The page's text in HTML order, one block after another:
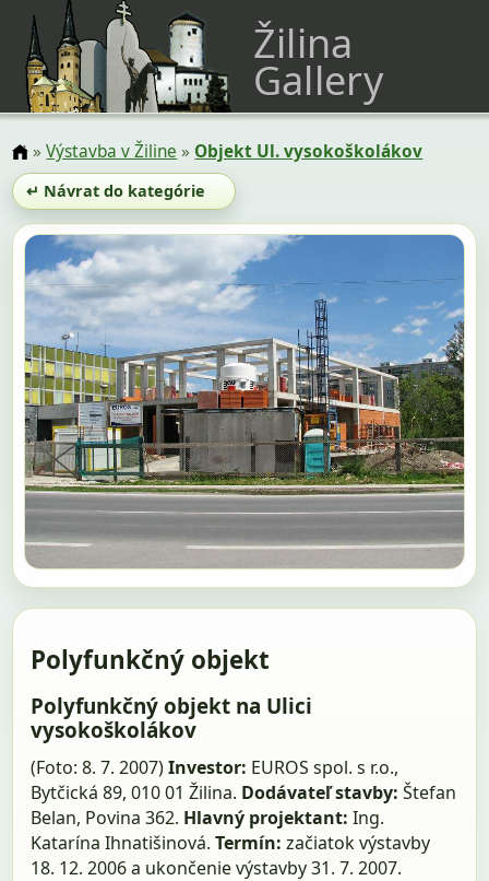
Žilina
Gallery
»Výstavba v Žiline » Objekt Ul. vysokoškolákov
↵ Návrat do kategórie
Polyfunkčný objekt
Polyfunkčný objekt na Ulici
vysokoškolákov
(Foto: 8. 7. 2007)Investor: EUROS spol. s r.o.,
Bytčická 89, 010 01 Žilina. Dodávateľ stavby: Štefan
Belan, Povina 362. Hlavný projektant: Ing.
Katarína Ihnatišinová.Termín:začiatok výstavby
18. 12. 2006 a ukončenie výstavby 31. 7. 2007.